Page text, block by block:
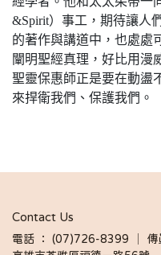
&Spirit）事工，期待讓人
的著作與講道中，也處處
闡明聖經真理，好比用漫
聖靈保惠師正是要在動盪
來捍衛我們、保護我們。
Contact Us
電話 ： (07)726-8399 │